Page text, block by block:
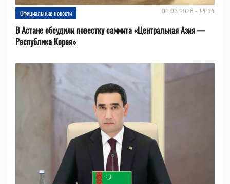
Официальные новости 01.08.2026 - 14:14
В Астане обсудили повестку саммита «Центральная Азия —
Республика Корея»